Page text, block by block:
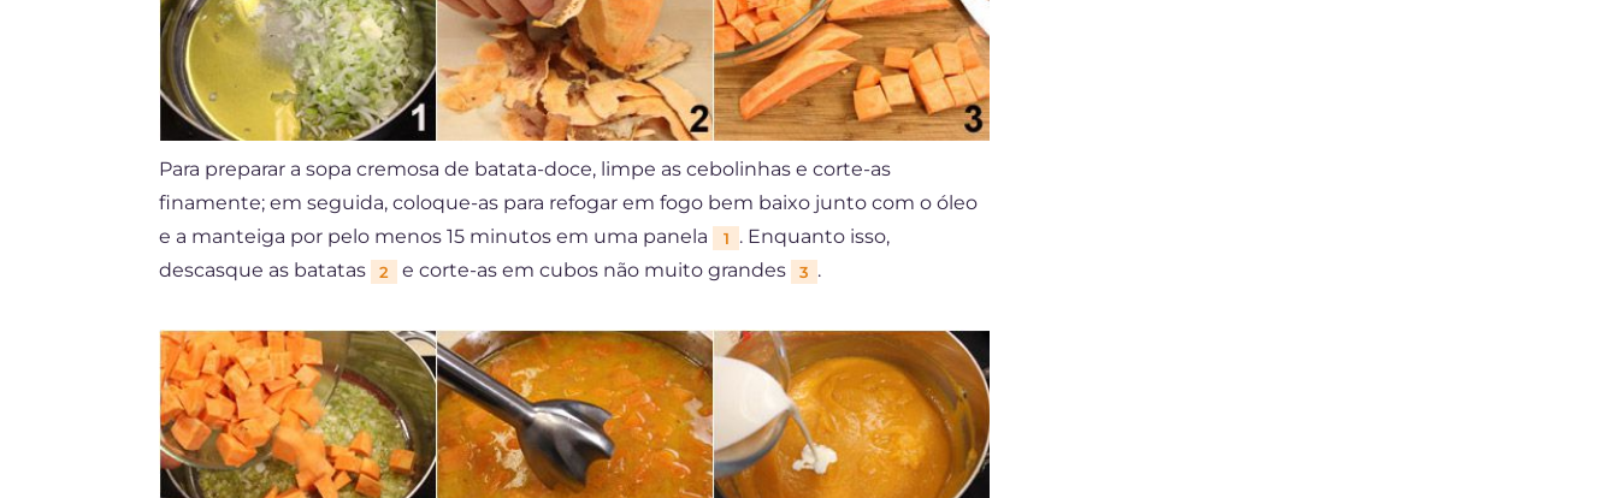
Para preparar a sopa cremosa de batata-doce, limpe as cebolinhas e corte-as
finamente; em seguida, coloque-as para refogar em fogo bem baixo junto com o óleo
e a manteiga por pelo menos 15 minutos em uma panela
1
. Enquanto isso,
descasque as batatas
2 e corte-as em cubos não muito grandes 3 .